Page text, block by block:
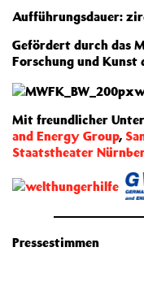
Aufführungsdauer:
Gefördert durch das
Forschung und Kunst
Mit freundlicher
and Energy Group,
Staatstheater
Pressestimmen